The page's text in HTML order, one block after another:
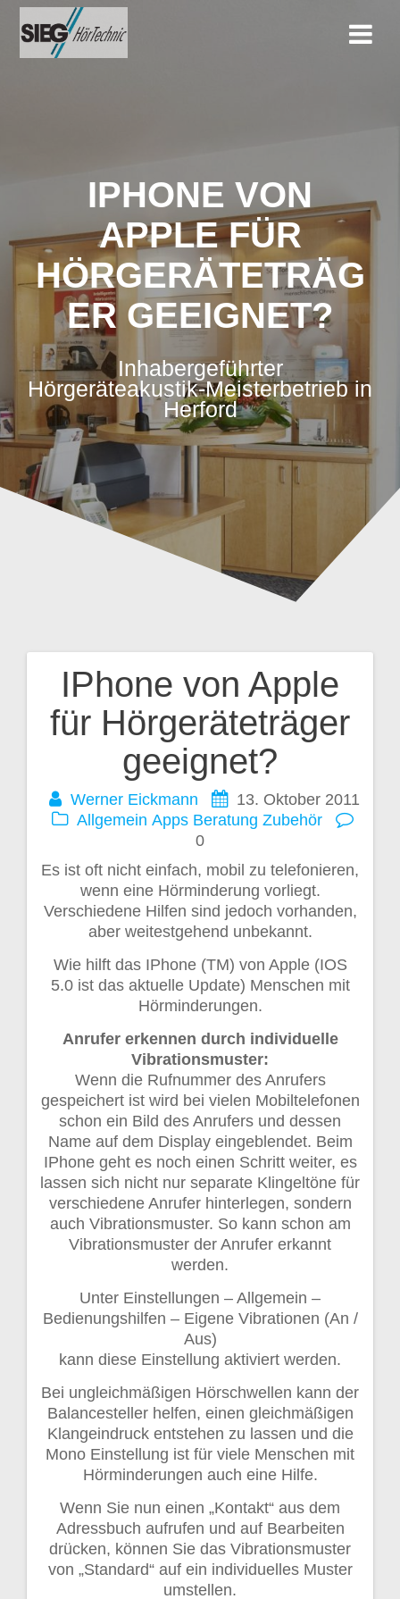
IPHONE VON
APPLE FÜR
HÖRGERÄTETRÄG
ER GEEIGNET?
Inhabergeführter
Hörgeräteakustik-Meisterbetrieb in
Herford
IPhone von Apple
für Hörgeräteträger
geeignet?
Werner Eickmann
13. Oktober 2011
Allgemein Apps Beratung Zubehör
0
Es ist oft nicht einfach, mobil zu telefonieren,
wenn eine Hörminderung vorliegt.
Verschiedene Hilfen sind jedoch vorhanden,
aber weitestgehend unbekannt.
Wie hilft das IPhone (TM) von Apple (IOS
5.0 ist das aktuelle Update) Menschen mit
Hörminderungen.
Anrufer erkennen durch individuelle
Vibrationsmuster:
Wenn die Rufnummer des Anrufers
gespeichert ist wird bei vielen Mobiltelefonen
schon ein Bild des Anrufers und dessen
Name auf dem Display eingeblendet. Beim
IPhone geht es noch einen Schritt weiter, es
lassen sich nicht nur separate Klingeltöne für
verschiedene Anrufer hinterlegen, sondern
auch Vibrationsmuster. So kann schon am
Vibrationsmuster der Anrufer erkannt
werden.
Unter Einstellungen – Allgemein –
Bedienungshilfen – Eigene Vibrationen (An /
Aus)
kann diese Einstellung aktiviert werden.
Bei ungleichmäßigen Hörschwellen kann der
Balancesteller helfen, einen gleichmäßigen
Klangeindruck entstehen zu lassen und die
Mono Einstellung ist für viele Menschen mit
Hörminderungen auch eine Hilfe.
Wenn Sie nun einen „Kontakt“ aus dem
Adressbuch aufrufen und auf Bearbeiten
drücken, können Sie das Vibrationsmuster
von „Standard“ auf ein individuelles Muster
umstellen.
Beitragsnavigation